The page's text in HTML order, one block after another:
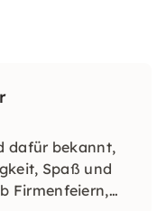
dafür bekannt,
Spaß und
Firmenfeiern,